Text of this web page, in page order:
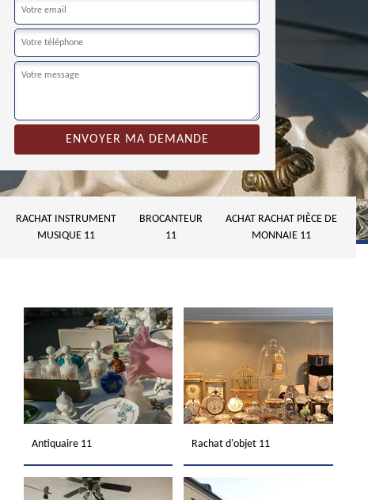
RACHAT INSTRUMENT
MUSIQUE 11
BROCANTEUR
11
ACHAT RACHAT PIÈCE DE
MONNAIE 11
Antiquaire 11 Rachat d'objet 11